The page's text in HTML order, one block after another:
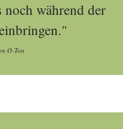
während der
O-Ton